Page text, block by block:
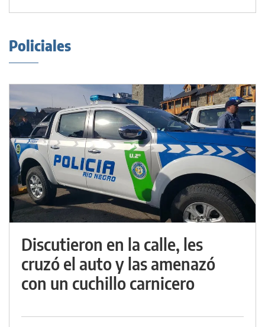
Policiales
Discutieron en la calle, les
cruzó el auto y las amenazó
con un cuchillo carnicero